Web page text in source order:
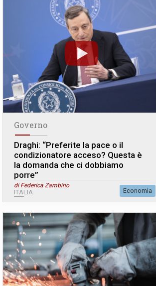
Governo
Draghi: “Preferite la pace o il
condizionatore acceso? Questa è
la domanda che ci dobbiamo
porre”
di Federica Zambino
ITALIA Economia